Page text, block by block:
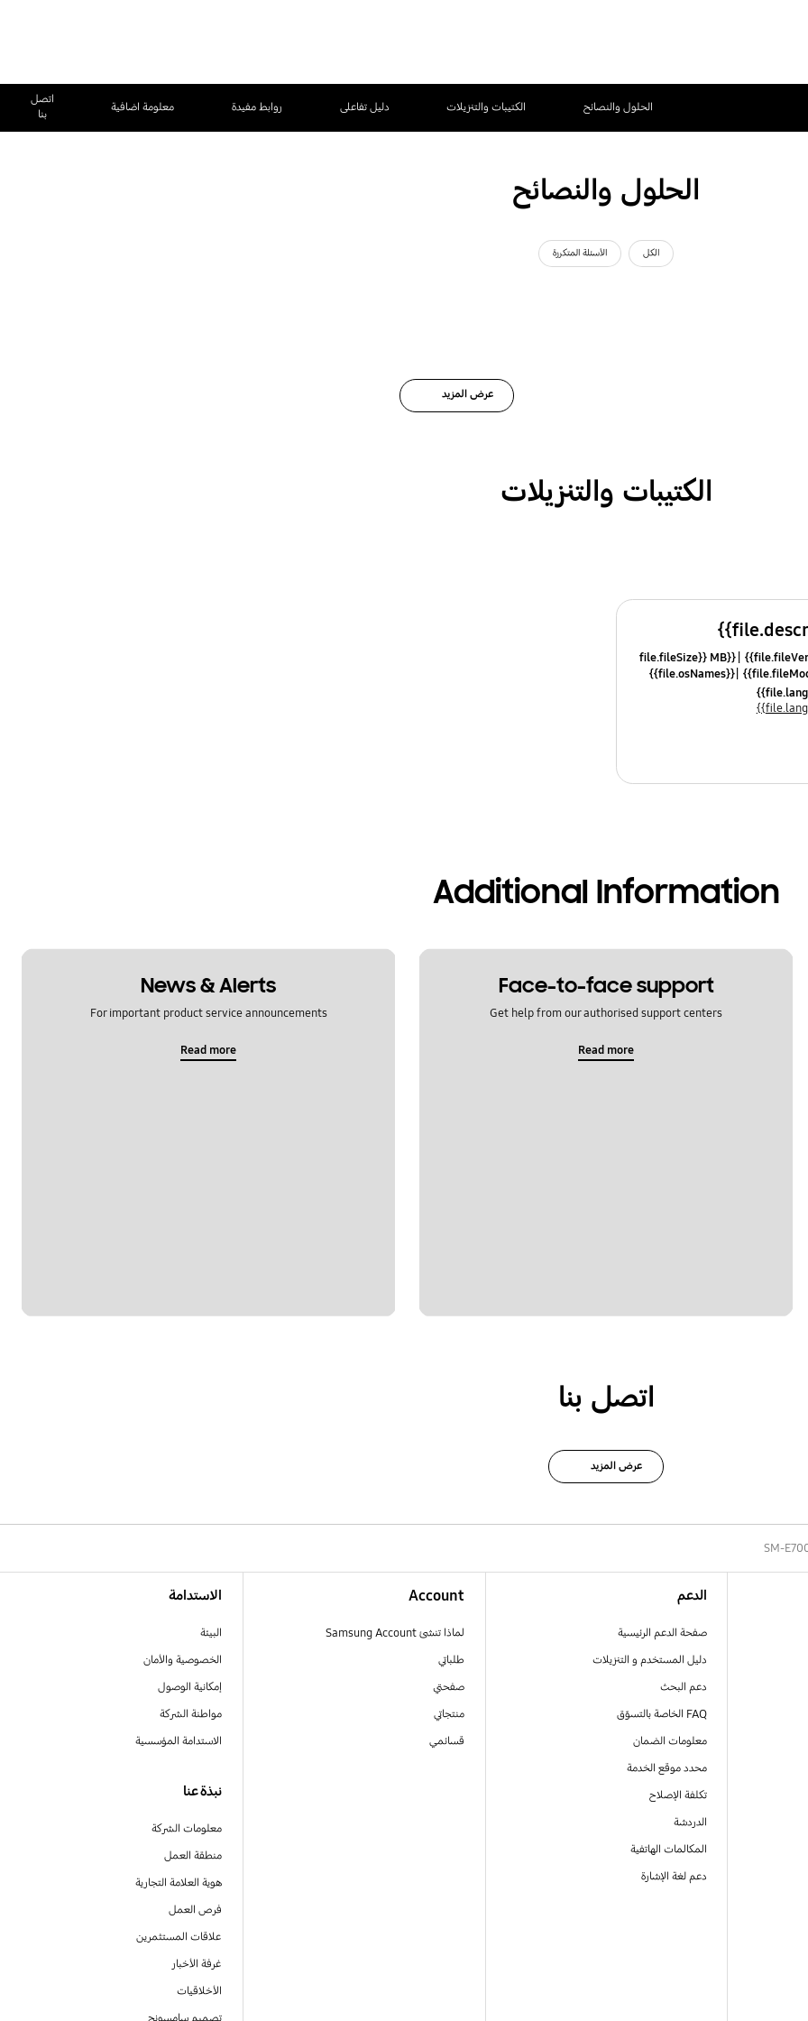
الحلول والنصائح الكتيبات والتنزيلات دليل تفاعلى روابط مفيدة معلومة اضافية
اتصل
بنا
الحلول والنصائح
الكل الأسئلة المتكررة
عرض المزيد
الكتيبات والتنزيلات
{{file.fileSize}} MB
{{file.osNames}}
Additional Information
Face-to-face support
Get help from our authorised support centers
Read more
News & Alerts
For important product service announcements
Read more
اتصل بنا
عرض المزيد
SM-
الدعم
صفحة الدعم الرئيسية
دليل المستخدم و التنزيلات
دعم البحث
FAQ الخاصة بالتسوّق
معلومات الضمان
محدد موقع الخدمة
تكلفة الإصلاح
الدردشة
المكالمات الهاتفية
دعم لغة الإشارة
Account
لماذا تنشئ Samsung Account
طلباتي
صفحتي
منتجاتي
قسائمي
الاستدامة
البيئة
الخصوصية والأمان
إمكانية الوصول
مواطنة الشركة
الاستدامة المؤسسية
نبذة عنا
معلومات الشركة
منطقة العمل
هوية العلامة التجارية
فرص العمل
علاقات المستثمرين
غرفة الأخبار
الأخلاقيات